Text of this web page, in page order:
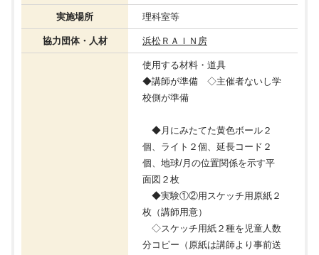
実施場所 理科室等
協力団体・人材 浜松ＲＡＩＮ房
使用する材料・道具
◆講師が準備 ◇主催者ないし学
校側が準備
◆月にみたてた黄色ボール２
個、ライト２個、延長コード２
個、地球/月の位置関係を示す平
面図２枚
◆実験①②用スケッチ用原紙２
枚（講師用意）
◇スケッチ用紙２種を児童人数
分コピー（原紙は講師より事前送